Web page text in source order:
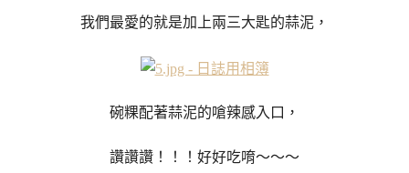
我們最愛的就是加上兩三大匙的蒜泥，
碗粿配著蒜泥的嗆辣感入口，
讚讚讚！！！好好吃唷～～～